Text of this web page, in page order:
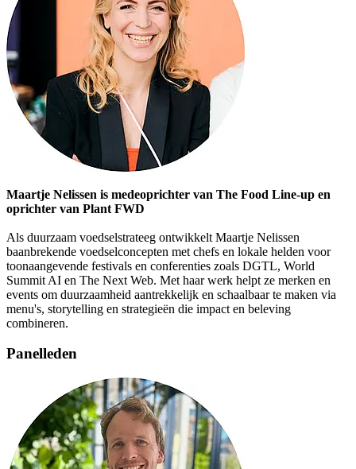
Maartje Nelissen is medeoprichter van The Food Line-up en
oprichter van Plant FWD
Als duurzaam voedselstrateeg ontwikkelt Maartje Nelissen
baanbrekende voedselconcepten met chefs en lokale helden voor
toonaangevende festivals en conferenties zoals DGTL, World
Summit AI en The Next Web. Met haar werk helpt ze merken en
events om duurzaamheid aantrekkelijk en schaalbaar te maken via
menu's, storytelling en strategieën die impact en beleving
combineren.
Panelleden